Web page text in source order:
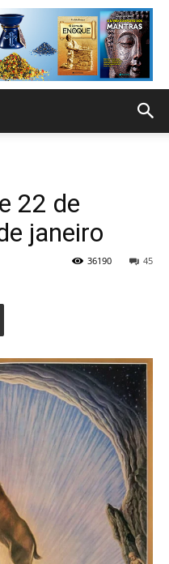
22 de
janeiro
45
36190